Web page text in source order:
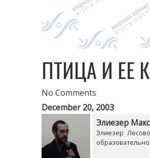
ПТИЦА И ЕЕ
No Comments
December 20, 2003
Элиезер
Элиезер